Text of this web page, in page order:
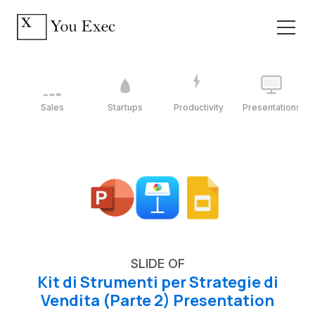
Sales Startups Productivity Presentations
SLIDE OF
Kit di Strumenti per Strategie di
Vendita (Parte 2) Presentation